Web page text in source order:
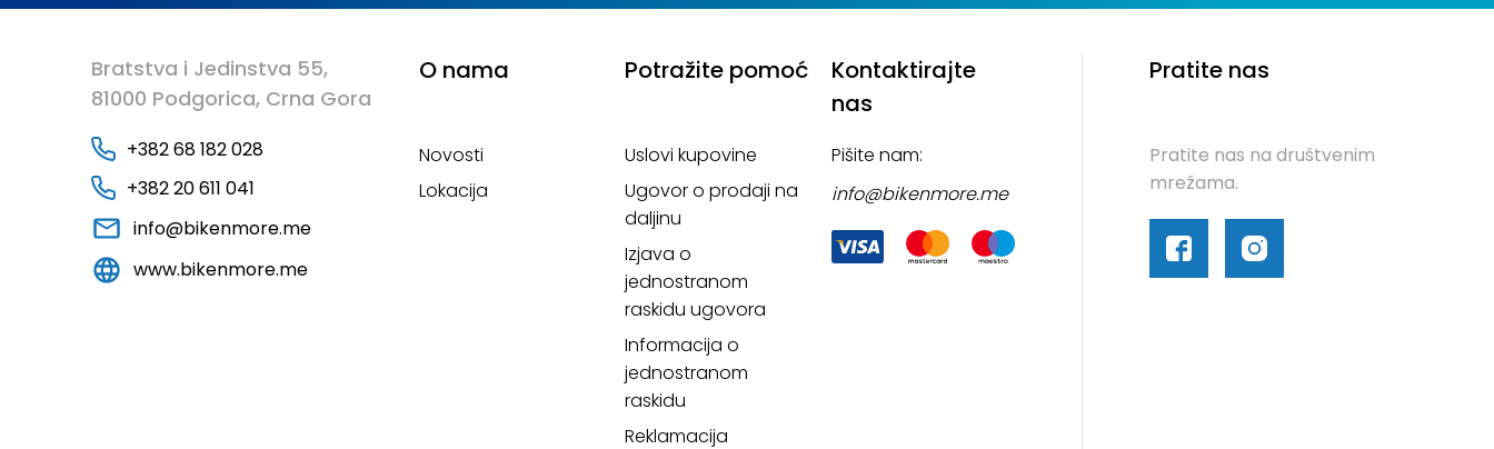
Bratstva i Jedinstva 55,
81000 Podgorica, Crna Gora
+382 68 182 028
+382 20 611 041
info@bikenmore.me
www.bikenmore.me
O nama
Novosti
Lokacija
Potražite pomoć
Uslovi kupovine
Ugovor o prodaji na
daljinu
Izjava o
jednostranom
raskidu ugovora
Informacija o
jednostranom
raskidu
Reklamacija
Kontaktirajte
nas
Pišite nam:
info@bikenmore.me
Pratite nas
Pratite nas na društvenim
mrežama.